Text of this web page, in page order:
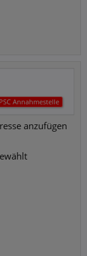
PSC Annahmestelle
anzufügen